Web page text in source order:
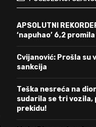
APSOLUTNI
‘napuhao’ 6,2 promila
Cvijanović: Prošla su
sankcija
Teška nesreća na
sudarila se tri
prekidu!